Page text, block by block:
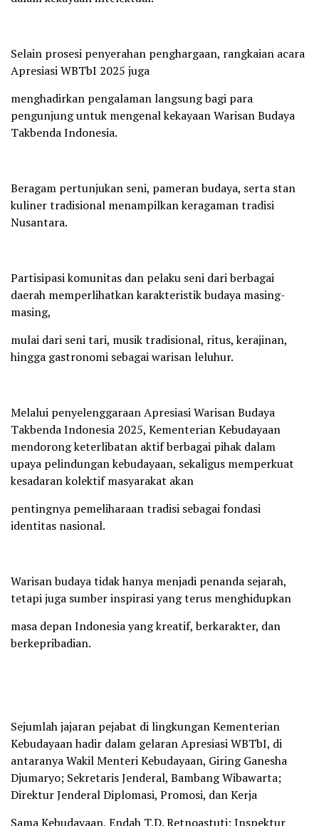
Selain prosesi penyerahan penghargaan, rangkaian acara
Apresiasi WBTbI 2025 juga
menghadirkan pengalaman langsung bagi para
pengunjung untuk mengenal kekayaan Warisan Budaya
Takbenda Indonesia.
Beragam pertunjukan seni, pameran budaya, serta stan
kuliner tradisional menampilkan keragaman tradisi
Nusantara.
Partisipasi komunitas dan pelaku seni dari berbagai
daerah memperlihatkan karakteristik budaya masing-
masing,
mulai dari seni tari, musik tradisional, ritus, kerajinan,
hingga gastronomi sebagai warisan leluhur.
Melalui penyelenggaraan Apresiasi Warisan Budaya
Takbenda Indonesia 2025, Kementerian Kebudayaan
mendorong keterlibatan aktif berbagai pihak dalam
upaya pelindungan kebudayaan, sekaligus memperkuat
kesadaran kolektif masyarakat akan
pentingnya pemeliharaan tradisi sebagai fondasi
identitas nasional.
Warisan budaya tidak hanya menjadi penanda sejarah,
tetapi juga sumber inspirasi yang terus menghidupkan
masa depan Indonesia yang kreatif, berkarakter, dan
berkepribadian.
Sejumlah jajaran pejabat di lingkungan Kementerian
Kebudayaan hadir dalam gelaran Apresiasi WBTbI, di
antaranya Wakil Menteri Kebudayaan, Giring Ganesha
Djumaryo; Sekretaris Jenderal, Bambang Wibawarta;
Direktur Jenderal Diplomasi, Promosi, dan Kerja
Sama Kebudayaan, Endah T.D. Retnoastuti; Inspektur